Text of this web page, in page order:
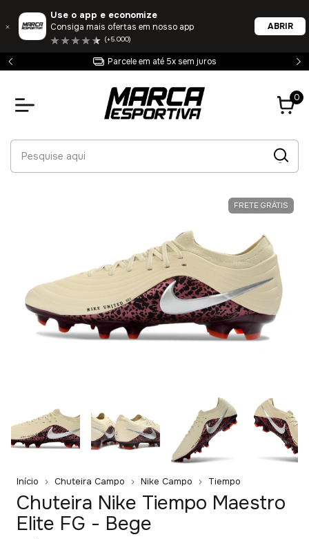
Use o app e economize
Consiga mais ofertas em nosso app
(+5.000)
ABRIR
Parcele em até 5x sem juros
0
FRETE GRÁTIS
Início Chuteira Campo Nike Campo Tiempo
Chuteira Nike Tiempo Maestro
Elite FG - Bege